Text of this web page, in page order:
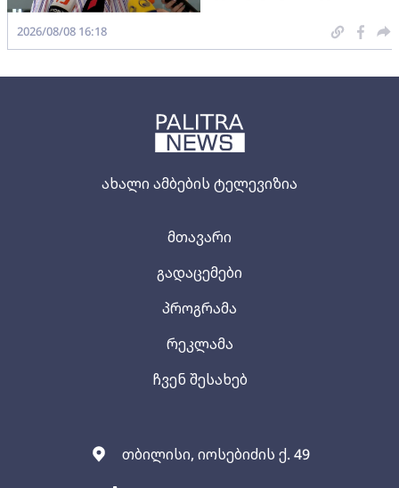
ახალი ამბების ტელევიზია
თბილისი, იოსებიძის ქ. 49
მთავარი
გადაცემები
პროგრამა
რეკლამა
ჩვენ შესახებ
2026/08/08 16:18